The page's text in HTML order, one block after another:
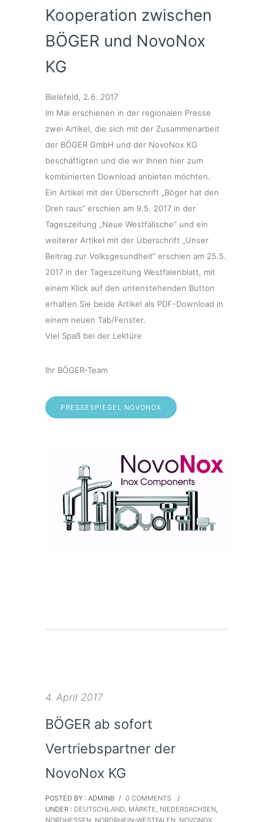
Kooperation zwischen
BÖGER und NovoNox
KG
Bielefeld, 2.6. 2017
Im Mai erschienen in der regionalen Presse
zwei Artikel, die sich mit der Zusammenarbeit
der BÖGER GmbH und der NovoNox KG
beschäftigten und die wir Ihnen hier zum
kombinierten Download anbieten möchten.
Ein Artikel mit der Überschrift „Böger hat den
Dreh raus“ erschien am 9.5. 2017 in der
Tageszeitung „Neue Westfälische“ und ein
weiterer Artikel mit der Überschrift „Unser
Beitrag zur Volksgesundheit“ erschien am 25.5.
2017 in der Tageszeitung Westfalenblatt, mit
einem Klick auf den untenstehenden Button
erhalten Sie beide Artikel als PDF-Download in
einem neuen Tab/Fenster.
Viel Spaß bei der Lektüre
Ihr BÖGER-Team
PRESSESPIEGEL NOVONOX
4. April 2017
BÖGER ab sofort
Vertriebspartner der
NovoNox KG
POSTED BY : ADMINB / 0 COMMENTS
/
UNDER : DEUTSCHLAND, MÄRKTE, NIEDERSACHSEN,
NORDHESSEN NORDRHEIN-WESTFALEN NOVONOX